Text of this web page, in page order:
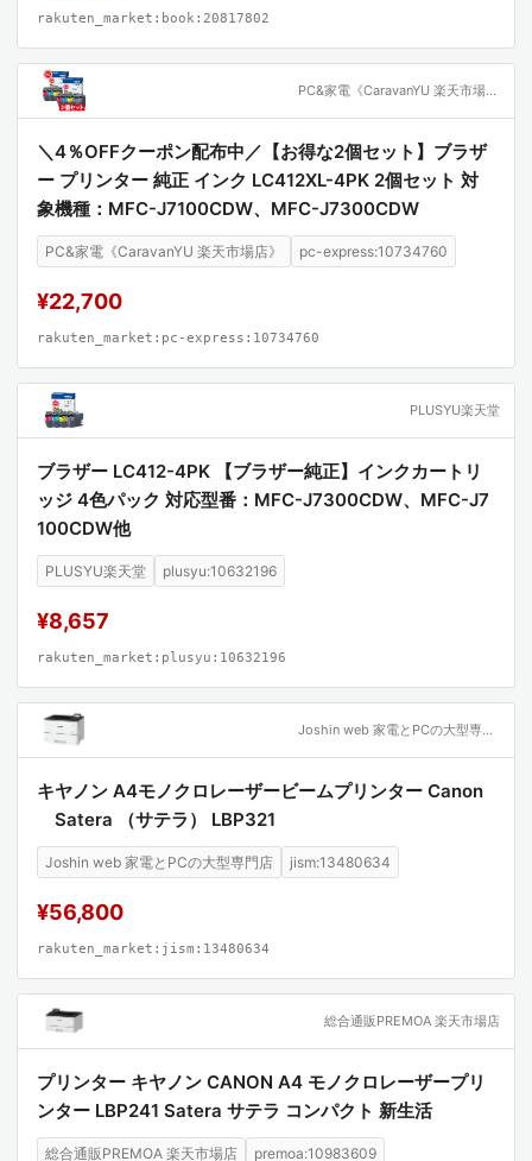
rakuten_market:book:20817802
PC&家電《CaravanYU 楽天市場店》
＼4％OFFクーポン配布中／【お得な2個セット】ブラザ
ー プリンター 純正 インク LC412XL-4PK 2個セット 対
象機種：MFC-J7100CDW、MFC-J7300CDW
PC&家電《CaravanYU 楽天市場店》 pc-express:10734760
¥22,700
rakuten_market:pc-express:10734760
PLUSYU楽天堂
ブラザー LC412-4PK 【ブラザー純正】インクカートリ
ッジ 4色パック 対応型番：MFC-J7300CDW、MFC-J7
100CDW他
PLUSYU楽天堂 plusyu:10632196
¥8,657
rakuten_market:plusyu:10632196
Joshin web 家電とPCの大型専門店
キヤノン A4モノクロレーザービームプリンター Canon
Satera （サテラ） LBP321
Joshin web 家電とPCの大型専門店 jism:13480634
¥56,800
rakuten_market:jism:13480634
総合通販PREMOA 楽天市場店
プリンター キヤノン CANON A4 モノクロレーザープリ
ンター LBP241 Satera サテラ コンパクト 新生活
総合通販PREMOA 楽天市場店 premoa:10983609